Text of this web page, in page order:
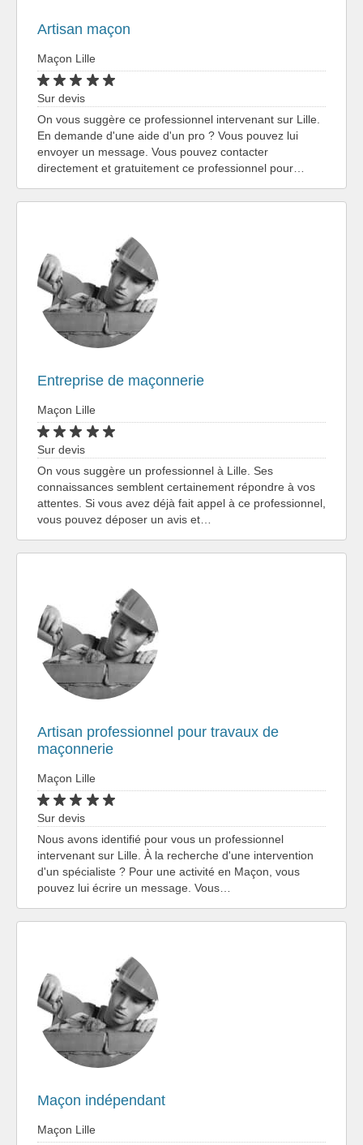
Artisan maçon
Maçon Lille
Sur devis
On vous suggère ce professionnel intervenant sur Lille.
En demande d'une aide d'un pro ? Vous pouvez lui
envoyer un message. Vous pouvez contacter
directement et gratuitement ce professionnel pour…
Entreprise de maçonnerie
Maçon Lille
Sur devis
On vous suggère un professionnel à Lille. Ses
connaissances semblent certainement répondre à vos
attentes. Si vous avez déjà fait appel à ce professionnel,
vous pouvez déposer un avis et…
Artisan professionnel pour travaux de
maçonnerie
Maçon Lille
Sur devis
Nous avons identifié pour vous un professionnel
intervenant sur Lille. À la recherche d'une intervention
d'un spécialiste ? Pour une activité en Maçon, vous
pouvez lui écrire un message. Vous…
Maçon indépendant
Maçon Lille